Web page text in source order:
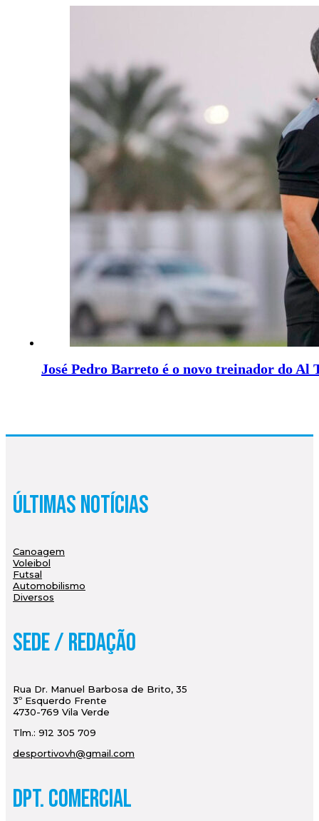
José Pedro Barreto é o novo treinador do Al
Últimas Notícias
Canoagem
Voleibol
Futsal
Automobilismo
Diversos
Sede / Redação
Rua Dr. Manuel Barbosa de Brito, 35
3º Esquerdo Frente
4730-769 Vila Verde
Tlm.: 912 305 709
desportivovh@gmail.com
Dpt. Comercial